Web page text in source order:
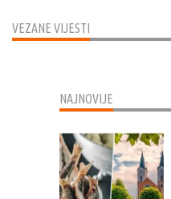
VEZANE VIJESTI
NAJNOVIJE